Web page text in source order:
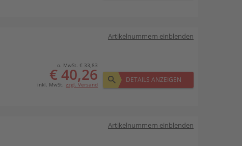
Artikelnummern einblenden
o. MwSt. € 33,83
€ 40,26
inkl. MwSt. zzgl. Versand
DETAILS ANZEIGEN
Artikelnummern einblenden